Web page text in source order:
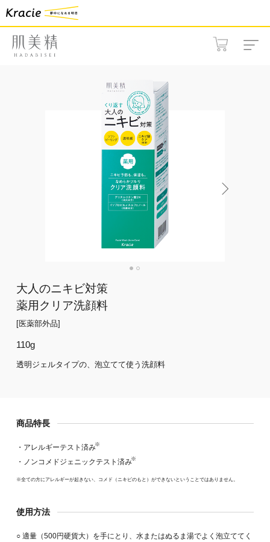
大人のニキビ対策
薬用クリア洗顔料
[医薬部外品]
110g
透明ジェルタイプの、泡立てて使う洗顔料
商品特長
・アレルギーテスト済み※
・ノンコメドジェニックテスト済み※
※全ての方にアレルギーが起きない、コメド（ニキビのもと）ができないということではありません。
使用方法
○ 適量（500円硬貨大）を手にとり、水またはぬるま湯でよく泡立ててく